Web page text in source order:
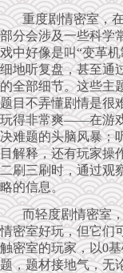
重度剧情密室，在
部分会涉及一些科学
戏中好像是叫“变革
细地听复盘，甚至通
的全部细节。这些主
题目不弄懂剧情是很
玩得非常爽——在游
决难题的头脑风暴；
目解释，还有玩家操
二刷三刷时，通过观
略的信息。
而轻度剧情密室，
情密室好玩，但它们
触密室的玩家，以0
题，题材接地气，无